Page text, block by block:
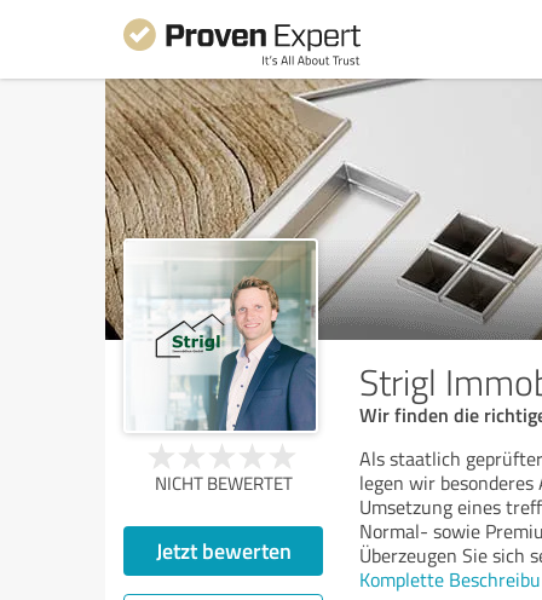
Strigl
Wir finden die
NICHT BEWERTET
Jetzt bewerten
Als staatlich
legen wir
Umsetzung eines
Normal- sowie
Überzeugen Sie sich
Komplette